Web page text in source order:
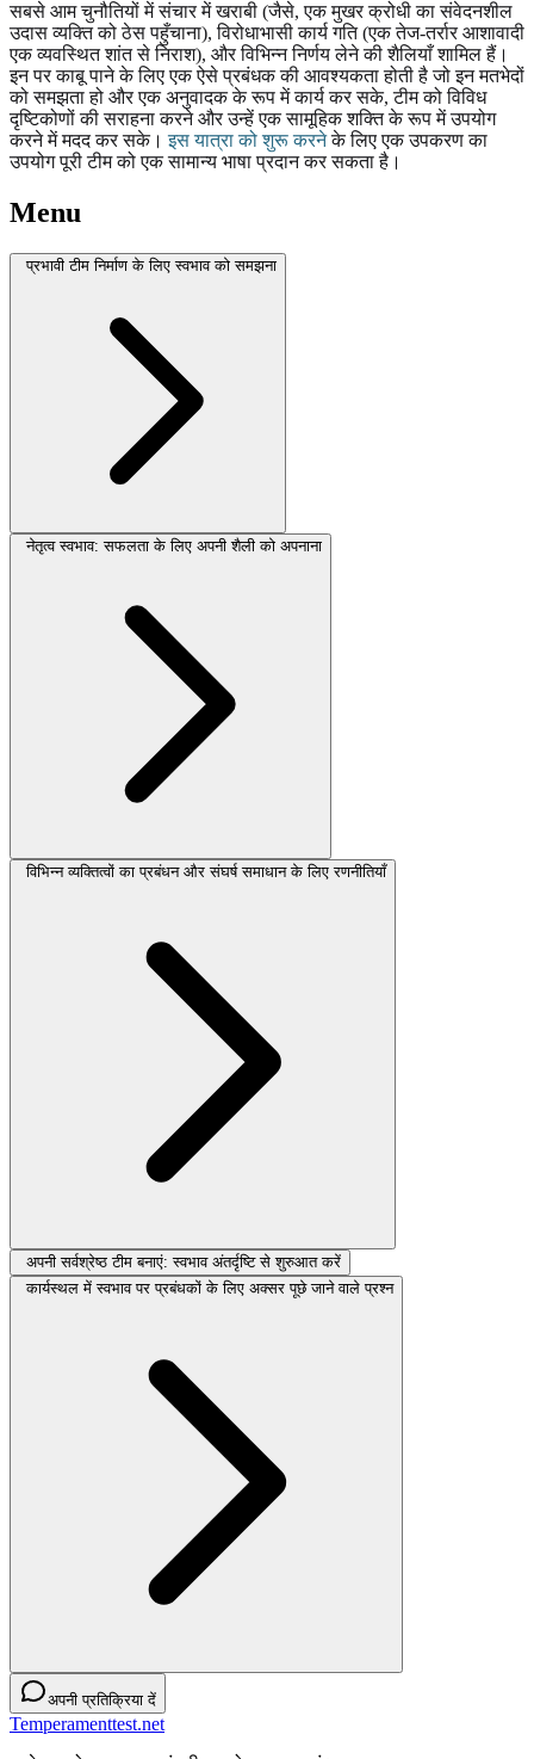
सबसे आम चुनौतियों में संचार में खराबी (जैसे, एक मुखर क्रोधी का संवेदनशील
उदास व्यक्ति को ठेस पहुँचाना), विरोधाभासी कार्य गति (एक तेज-तर्रार आशावादी
एक व्यवस्थित शांत से निराश), और विभिन्न निर्णय लेने की शैलियाँ शामिल हैं।
इन पर काबू पाने के लिए एक ऐसे प्रबंधक की आवश्यकता होती है जो इन मतभेदों
को समझता हो और एक अनुवादक के रूप में कार्य कर सके, टीम को विविध
दृष्टिकोणों की सराहना करने और उन्हें एक सामूहिक शक्ति के रूप में उपयोग
करने में मदद कर सके।इस यात्रा को शुरू करनेके लिए एक उपकरण का
उपयोग पूरी टीम को एक सामान्य भाषा प्रदान कर सकता है।
Menu
प्रभावी टीम निर्माण के लिए स्वभाव को समझना
नेतृत्व स्वभाव: सफलता के लिए अपनी शैली को अपनाना
विभिन्न व्यक्तित्वों का प्रबंधन और संघर्ष समाधान के लिए रणनीतियाँ
अपनी सर्वश्रेष्ठ टीम बनाएं: स्वभाव अंतर्दृष्टि से शुरुआत करें
कार्यस्थल में स्वभाव पर प्रबंधकों के लिए अक्सर पूछे जाने वाले प्रश्न
अपनी प्रतिक्रिया दें
Temperamenttest.net